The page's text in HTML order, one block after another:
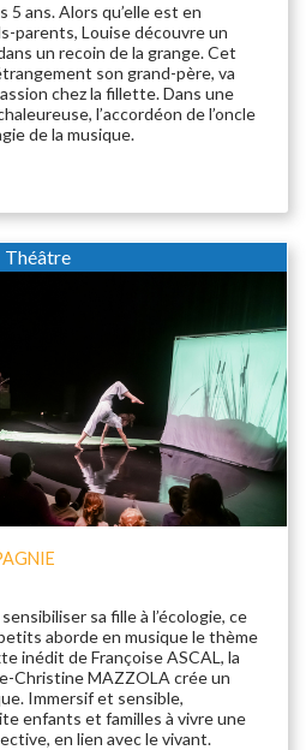
5 ans. Alors qu’elle est en
parents, Louise découvre un
un recoin de la grange. Cet
son grand-père, va
chez la fillette. Dans une
l’accordéon de l’oncle
de la musique.
Théâtre
sa fille à l’écologie, ce
aborde en musique le thème
inédit de Françoise ASCAL, la
Christine MAZZOLA crée un
Immersif et sensible,
enfants et familles à vivre une
en lien avec le vivant.